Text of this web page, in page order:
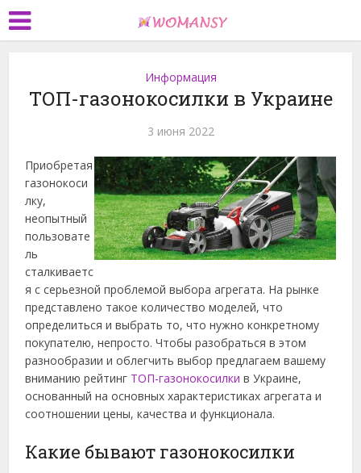
Информация
ТОП-газонокосилки в Украине
3 июня 2022
Приобретая
газонокоси
лку,
неопытный
пользовате
ль
сталкиваетс
я с серьезной проблемой выбора агрегата. На рынке
представлено такое количество моделей, что
определиться и выбрать то, что нужно конкретному
покупателю, непросто. Чтобы разобраться в этом
разнообразии и облегчить выбор предлагаем вашему
вниманию рейтинг ТОП-газонокосилки в Украине,
основанный на основных характеристиках агрегата и
соотношении цены, качества и функционала.
Какие бывают газонокосилки